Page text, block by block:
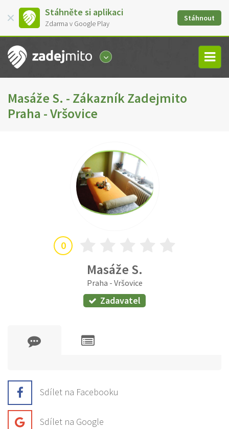
Stáhněte si aplikaci
Zdarma v Google Play
Stáhnout
Masáže S. - Zákazník Zadejmito
Praha - Vršovice
0
Masáže S.
Praha - Vršovice
Zadavatel
Sdílet na Facebooku
Sdílet na Google